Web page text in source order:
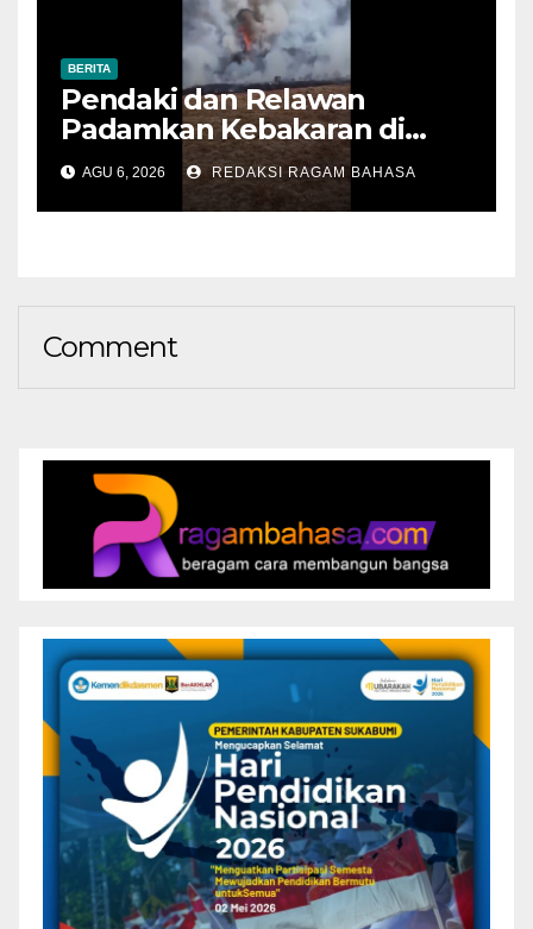
BERITA
Pendaki dan Relawan
Padamkan Kebakaran di
Alun-alun Suryakencana
Sebelum Meluas
AGU 6, 2026 REDAKSI RAGAM BAHASA
Comment